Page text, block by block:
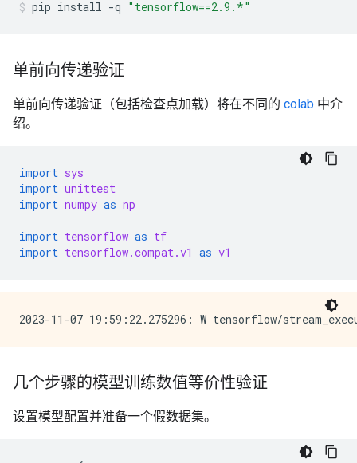
pip install -q "tensorflow==2.9.*"
单前向传递验证
单前向传递验证（包括检查点加载）将在不同的 colab 中介
绍。
import sys
import unittest
import numpy as np
import tensorflow as tf
import tensorflow.compat.v1 as v1
几个步骤的模型训练数值等价性验证
设置模型配置并准备一个假数据集。